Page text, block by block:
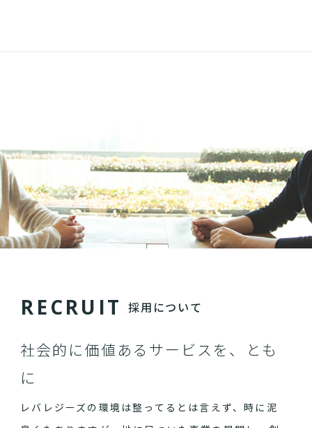
RECRU IT 採用について
社会的に価値あるサービスを、とも
に
レバレジーズの環境は整ってるとは言えず、時に泥